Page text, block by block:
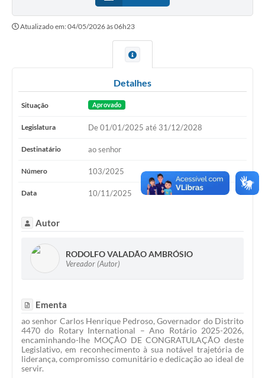
Atualizado em: 04/05/2026 às 06h23
Detalhes
Situação Aprovado
Legislatura De 01/01/2025 até 31/12/2028
Destinatário ao senhor
Número 103/2025
Data 10/11/2025
Autor
RODOLFO VALADÃO AMBRÓSIO
Vereador (Autor)
Ementa
ao senhor Carlos Henrique Pedroso, Governador do Distrito
4470 do Rotary International – Ano Rotário 2025-2026,
encaminhando-lhe MOÇÃO DE CONGRATULAÇÃO deste
Legislativo, em reconhecimento à sua notável trajetória de
liderança, compromisso comunitário e dedicação ao ideal de
servir.